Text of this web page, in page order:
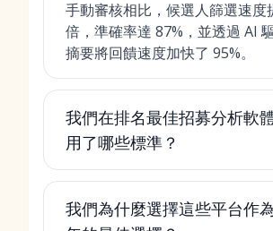
手動審核相比，候選人篩選速度
倍，準確率達 87%，並透過 AI
摘要將回饋速度加快了 95%。
我們在排名最佳招募分析軟
用了哪些標準？
我們為什麼選擇這些平台作